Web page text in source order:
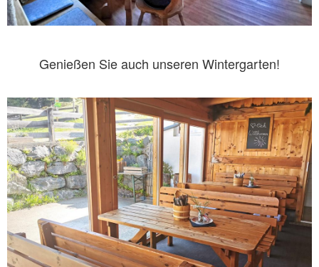
Genießen Sie auch unseren Wintergarten!